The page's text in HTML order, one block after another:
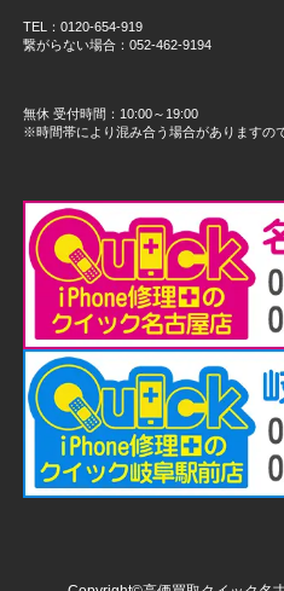
TEL：0120-654-919
繋がらない場合：052-462-9194
無休 受付時間：10:00～19:00
※時間帯により混み合う場合がありますの